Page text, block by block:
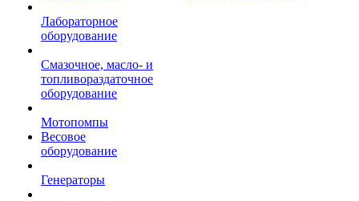
Лабораторное
оборудование
Смазочное, масло- и
топливораздаточное
оборудование
Мотопомпы
Весовое
оборудование
Генераторы